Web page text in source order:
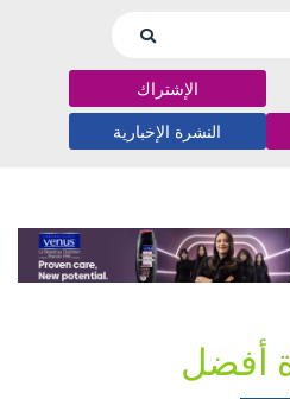
الإشتراك
النشرة الإخبارية
أفضل